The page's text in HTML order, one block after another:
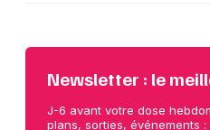
Newsletter : le
J-6 avant votre dose
plans, sorties, événements